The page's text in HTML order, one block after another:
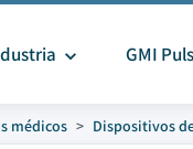
GMI
médicos Dispositivos